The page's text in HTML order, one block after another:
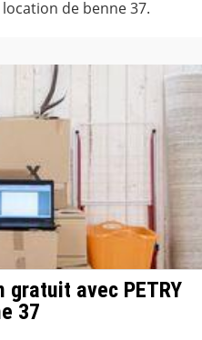
location de benne 37.
gratuit avec PETRY
37